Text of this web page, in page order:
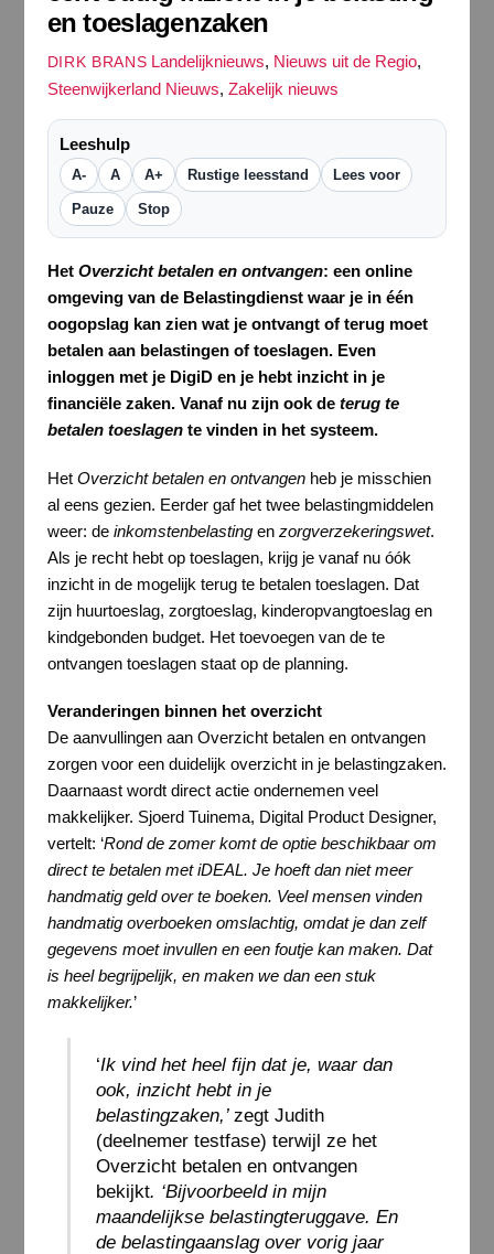
en toeslagenzaken
DIRK BRANS Landelijknieuws, Nieuws uit de Regio,
Steenwijkerland Nieuws, Zakelijk nieuws
Leeshulp
A- A A+ Rustige leesstand Lees voor
Pauze Stop
Het Overzicht betalen en ontvangen: een online
omgeving van de Belastingdienst waar je in één
oogopslag kan zien wat je ontvangt of terug moet
betalen aan belastingen of toeslagen. Even
inloggen met je DigiD en je hebt inzicht in je
financiële zaken. Vanaf nu zijn ook de terug te
betalen toeslagente vinden in het systeem.
Het Overzicht betalen en ontvangenheb je misschien
al eens gezien. Eerder gaf het twee belastingmiddelen
weer: de inkomstenbelastingen zorgverzekeringswet.
Als je recht hebt op toeslagen, krijg je vanaf nu óók
inzicht in de mogelijk terug te betalen toeslagen. Dat
zijn huurtoeslag, zorgtoeslag, kinderopvangtoeslag en
kindgebonden budget. Het toevoegen van de te
ontvangen toeslagen staat op de planning.
Veranderingen binnen het overzicht
De aanvullingen aan Overzicht betalen en ontvangen
zorgen voor een duidelijk overzicht in je belastingzaken.
Daarnaast wordt direct actie ondernemen veel
makkelijker. Sjoerd Tuinema, Digital Product Designer,
vertelt: ‘Rond de zomer komt de optie beschikbaar om
direct te betalen met iDEAL. Je hoeft dan niet meer
handmatig geld over te boeken. Veel mensen vinden
handmatig overboeken omslachtig, omdat je dan zelf
gegevens moet invullen en een foutje kan maken. Dat
is heel begrijpelijk, en maken we dan een stuk
makkelijker.’
‘Ik vind het heel fijn dat je, waar dan
ook, inzicht hebt in je
belastingzaken,’ zegt Judith
(deelnemer testfase) terwijl ze het
Overzicht betalen en ontvangen
bekijkt. ‘Bijvoorbeeld in mijn
maandelijkse belastingteruggave. En
de belastingaanslag over vorig jaar